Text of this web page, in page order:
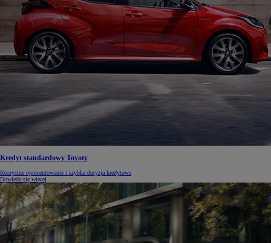
Kredyt standardowy Toyoty
Korzystne oprocentowanie i szybka decyzja kredytowa
Dowiedz się więcej